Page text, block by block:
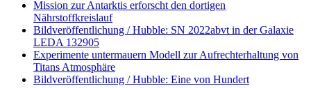
Mission zur Antarktis erforscht den dortigen
Nährstoffkreislauf
Bildveröffentlichung / Hubble: SN 2022abvt in der Galaxie
LEDA 132905
Experimente untermauern Modell zur Aufrechterhaltung von
Titans Atmosphäre
Bildveröffentlichung / Hubble: Eine von Hundert